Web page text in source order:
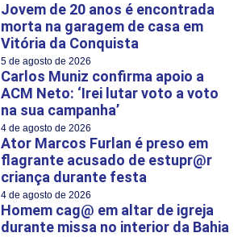
Jovem de 20 anos é encontrada
morta na garagem de casa em
Vitória da Conquista
5 de agosto de 2026
Carlos Muniz confirma apoio a
ACM Neto: ‘Irei lutar voto a voto
na sua campanha’
4 de agosto de 2026
Ator Marcos Furlan é preso em
flagrante acusado de estupr@r
criança durante festa
4 de agosto de 2026
Homem cag@ em altar de igreja
durante missa no interior da Bahia